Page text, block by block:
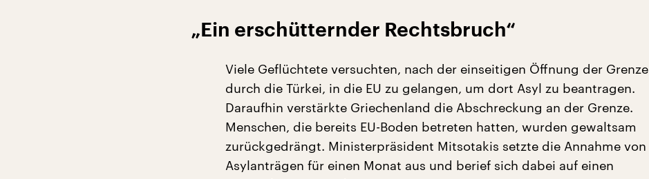
„Ein erschütternder Rechtsbruch“
Viele Geflüchtete versuchten, nach der einseitigen Öffnung der Grenze
durch die Türkei, in die EU zu gelangen, um dort Asyl zu beantragen.
Daraufhin verstärkte Griechenland die Abschreckung an der Grenze.
Menschen, die bereits EU-Boden betreten hatten, wurden gewaltsam
zurückgedrängt. Ministerpräsident Mitsotakis setzte die Annahme von
Asylanträgen für einen Monat aus und berief sich dabei auf einen